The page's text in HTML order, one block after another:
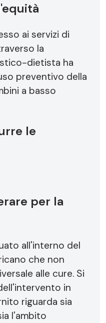
ai servizi di
la
dietista ha
preventivo della
a basso
le
per la
all'interno del
che non
alle cure. Si
in
riguarda sia
l'ambito